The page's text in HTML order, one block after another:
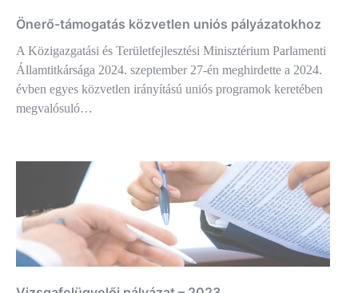
Önerő-támogatás közvetlen uniós pályázatokhoz
A Közigazgatási és Területfejlesztési Minisztérium Parlamenti
Államtitkársága 2024. szeptember 27-én meghirdette a 2024.
évben egyes közvetlen irányítású uniós programok keretében
megvalósuló…